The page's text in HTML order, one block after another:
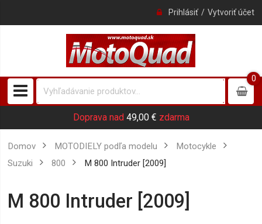
Prihlásiť Vytvoriť účet
0
0item
Doprava nad 49,00 € zdarma
Domov MOTODIELY podľa modelu
Motocykle
Suzuki
800 M 800 Intruder [2009]
M 800 Intruder [2009]